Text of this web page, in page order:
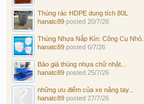
Thùng rác HDPE dung tích 80L
hanatc89 posted 20/7/26
Thùng Nhựa Nắp Kín: Công Cụ Nhỏ...
hanatc89 posted 6/7/26
Báo giá thùng nhựa chữ nhật...
hanatc89 posted 25/7/26
những ưu điểm của xe nâng tay...
hanatc89 posted 27/7/26